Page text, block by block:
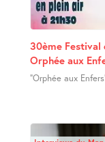
30ème Festival
Orphée aux
"Orphée aux